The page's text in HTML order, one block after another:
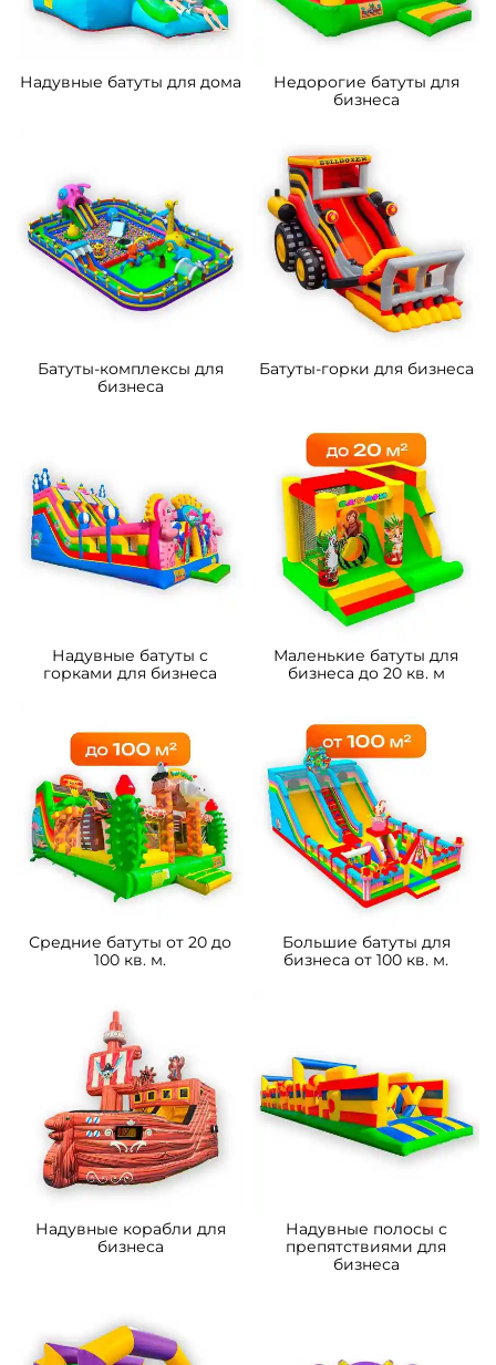
Надувные батуты для дома
Недорогие батуты для
бизнеса
Батуты-комплексы для
бизнеса
Батуты-горки для бизнеса
Надувные батуты с
горками для бизнеса
Маленькие батуты для
бизнеса до 20 кв. м
Средние батуты от 20 до
100 кв. м.
Большие батуты для
бизнеса от 100 кв. м.
Надувные корабли для
бизнеса
Надувные полосы с
препятствиями для
бизнеса